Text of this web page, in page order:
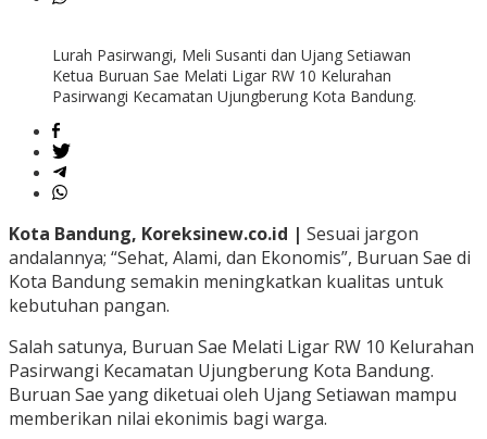
Lurah Pasirwangi, Meli Susanti dan Ujang Setiawan
Ketua Buruan Sae Melati Ligar RW 10 Kelurahan
Pasirwangi Kecamatan Ujungberung Kota Bandung.
Kota Bandung, Koreksinew.co.id | Sesuai jargon
andalannya; “Sehat, Alami, dan Ekonomis”, Buruan Sae di
Kota Bandung semakin meningkatkan kualitas untuk
kebutuhan pangan.
Salah satunya, Buruan Sae Melati Ligar RW 10 Kelurahan
Pasirwangi Kecamatan Ujungberung Kota Bandung.
Buruan Sae yang diketuai oleh Ujang Setiawan mampu
memberikan nilai ekonimis bagi warga.